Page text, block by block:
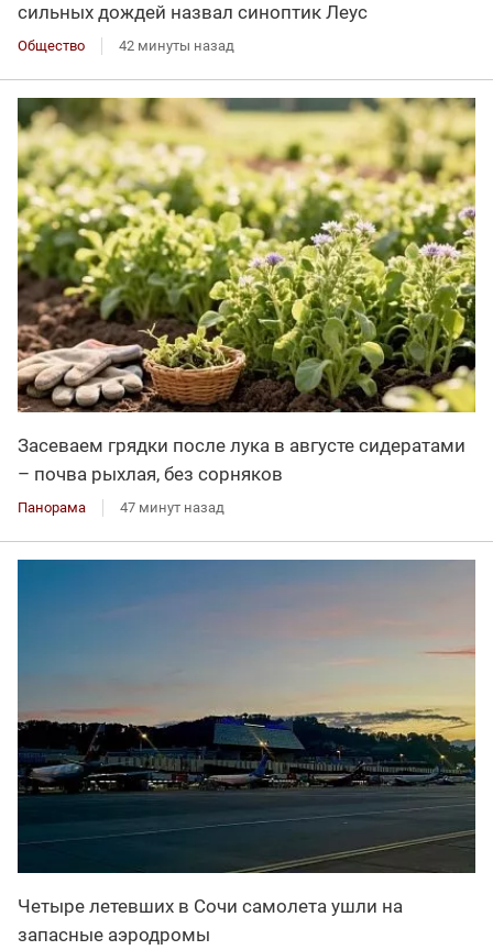
сильных дождей назвал синоптик Леус
Общество 42 минуты назад
Засеваем грядки после лука в августе сидератами
– почва рыхлая, без сорняков
Панорама 47 минут назад
Четыре летевших в Сочи самолета ушли на
запасные аэродромы